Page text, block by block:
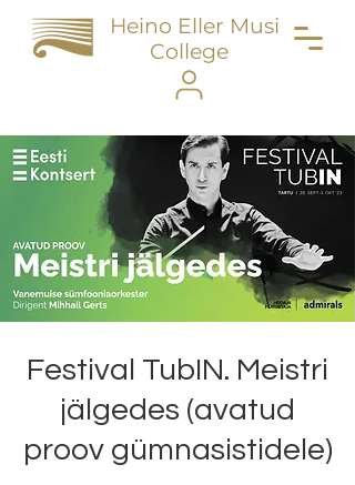
Heino Eller Music
College
Festival TubIN. Meistri
jälgedes (avatud
proov gümnasistidele)